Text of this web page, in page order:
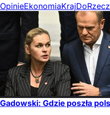
OpinieEkonomiaKraj
Gadowski: Gdzie poszła